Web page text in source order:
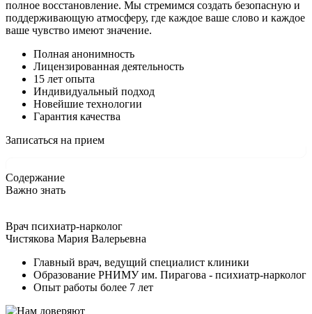
полное восстановление. Мы стремимся создать безопасную и
поддерживающую атмосферу, где каждое ваше слово и каждое
ваше чувство имеют значение.
Полная анонимность
Лицензированная деятельность
15 лет опыта
Индивидуальный подход
Новейшие технологии
Гарантия качества
Записаться на прием
Содержание
Важно знать
Врач психиатр-нарколог
Чистякова Мария Валерьевна
Главный врач, ведущий специалист клиники
Образование РНИМУ им. Пирагова - психиатр-нарколог
Опыт работы более 7 лет